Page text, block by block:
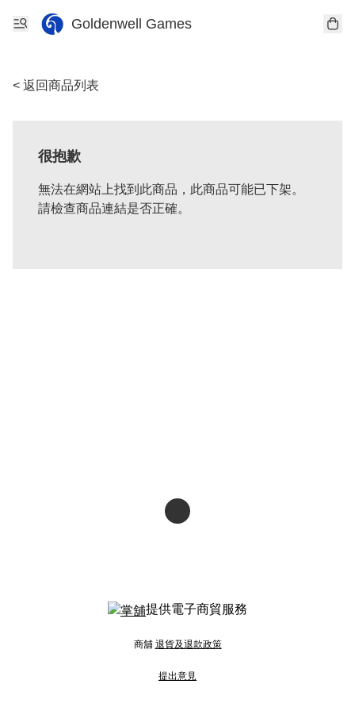
Goldenwell Games
< 返回商品列表
很抱歉
無法在網站上找到此商品，此商品可能已下架。
請檢查商品連結是否正確。
提供電子商貿服務
商舖 退貨及退款政策
提出意見